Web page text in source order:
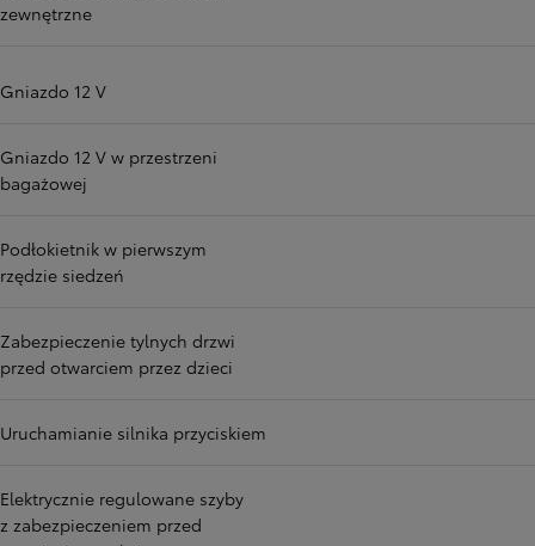
zewnętrzne
Gniazdo 12 V
Gniazdo 12 V w przestrzeni
bagażowej
Podłokietnik w pierwszym
rzędzie siedzeń
Zabezpieczenie tylnych drzwi
przed otwarciem przez dzieci
Uruchamianie silnika przyciskiem
Elektrycznie regulowane szyby
z zabezpieczeniem przed